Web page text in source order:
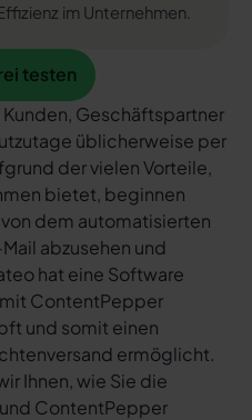
im Unternehmen.
testen
Geschäftspartner
üblicherweise per
der vielen Vorteile,
bietet, beginnen
dem automatisierten
abzusehen und
hat eine Software
ContentPepper
und somit einen
ermöglicht.
Ihnen, wie Sie die
ContentPepper